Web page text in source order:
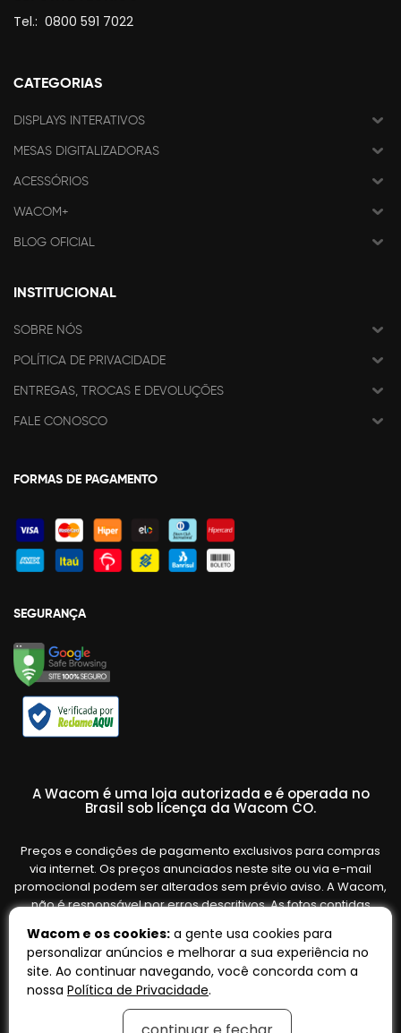
Tel.: 0800 591 7022
CATEGORIAS
DISPLAYS INTERATIVOS
MESAS DIGITALIZADORAS
ACESSÓRIOS
WACOM+
BLOG OFICIAL
INSTITUCIONAL
SOBRE NÓS
POLÍTICA DE PRIVACIDADE
ENTREGAS, TROCAS E DEVOLUÇÕES
FALE CONOSCO
FORMAS DE PAGAMENTO
SEGURANÇA
A Wacom é uma loja autorizada e é operada no
Brasil sob licença da Wacom CO.
Preços e condições de pagamento exclusivos para compras
via internet. Os preços anunciados neste site ou via e-mail
promocional podem ser alterados sem prévio aviso. A Wacom,
não é responsável por erros descritivos. As fotos contidas
variar de acordo com o fornecedor/lote do fabricante. Ofertas
válidas até o término de nossos estoques. Vendas sujeitas à
análise e confirmação de dados.
Wacom e os cookies: a gente usa cookies para
personalizar anúncios e melhorar a sua experiência no
site. Ao continuar navegando, você concorda com a
nossa Política de Privacidade.